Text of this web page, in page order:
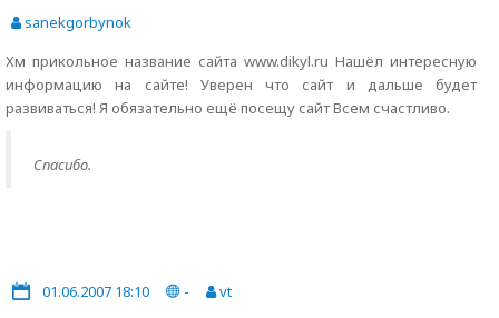
sanekgorbynok
Хм прикольное название сайта www.dikyl.ru Нашёл интересную
информацию на сайте! Уверен что сайт и дальше будет
развиваться! Я обязательно ещё посещу сайт Всем счастливо.
Спасибо.
01.06.2007 18:10 -
vt